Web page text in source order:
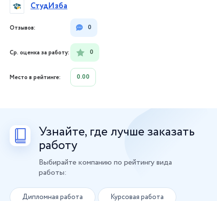
СтудИзба
0
0
0.00
Узнайте, где лучше заказать
работу
Выбирайте компанию по рейтингу вида
работы:
Дипломная работа Курсовая работа